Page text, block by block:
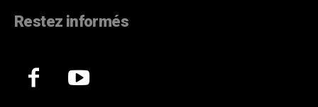
Restez informés